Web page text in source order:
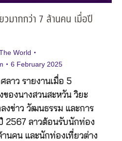
มากกว่า 7 ล้านคน เมื่อปี
World
6 February 2025
ลาว รายงานเมื่อ 5
องนางสวนสะหวัน วิยะ
งข่าว วัฒนธรรม และการ
2567 ลาวต้อนรับนักท่อง
านคน และนักท่องเที่ยวต่าง